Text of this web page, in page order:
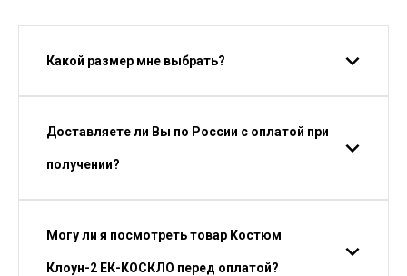
Какой размер мне выбрать?
Доставляете ли Вы по России с оплатой при
получении?
Могу ли я посмотреть товар Костюм
Клоун-2 ЕК-КОСКЛО перед оплатой?